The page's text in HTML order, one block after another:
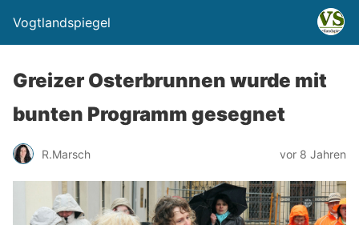
Vogtlandspiegel
Greizer Osterbrunnen wurde mit
bunten Programm gesegnet
R.Marsch vor 8 Jahren